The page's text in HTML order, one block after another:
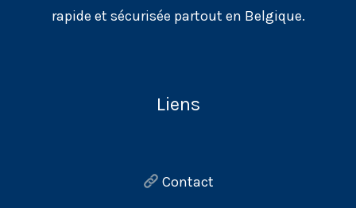
rapide et sécurisée partout en Belgique.
Liens
Contact